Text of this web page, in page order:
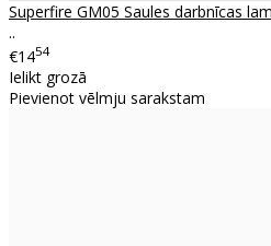
Superfire GM05 Saules darbnīcas
..
€1454
Ielikt grozā
Pievienot vēlmju sarakstam